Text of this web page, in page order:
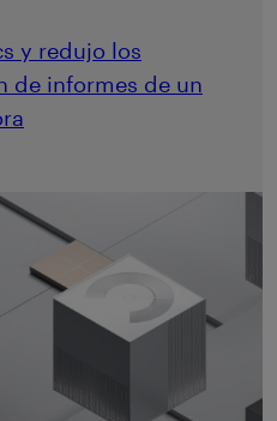
y redujo los
de informes de un